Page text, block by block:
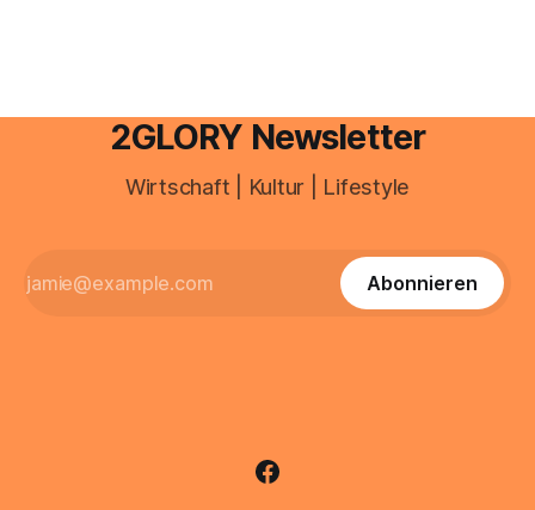
2GLORY Newsletter
Wirtschaft | Kultur | Lifestyle
Abonnieren